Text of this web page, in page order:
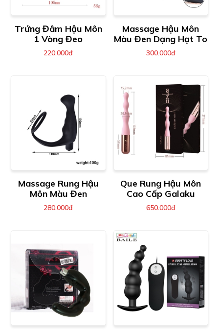
Trứng Đâm Hậu Môn
1 Vòng Đeo
220.000đ
Massage Hậu Môn
Màu Đen Dạng Hạt To
300.000đ
Massage Rung Hậu
Môn Màu Đen
280.000đ
Que Rung Hậu Môn
Cao Cấp Galaku
650.000đ